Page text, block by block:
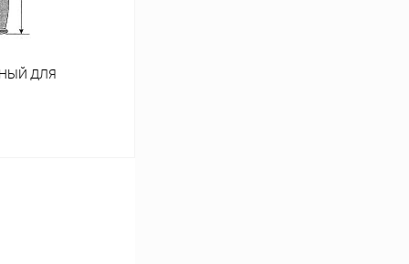
ДЛЯ